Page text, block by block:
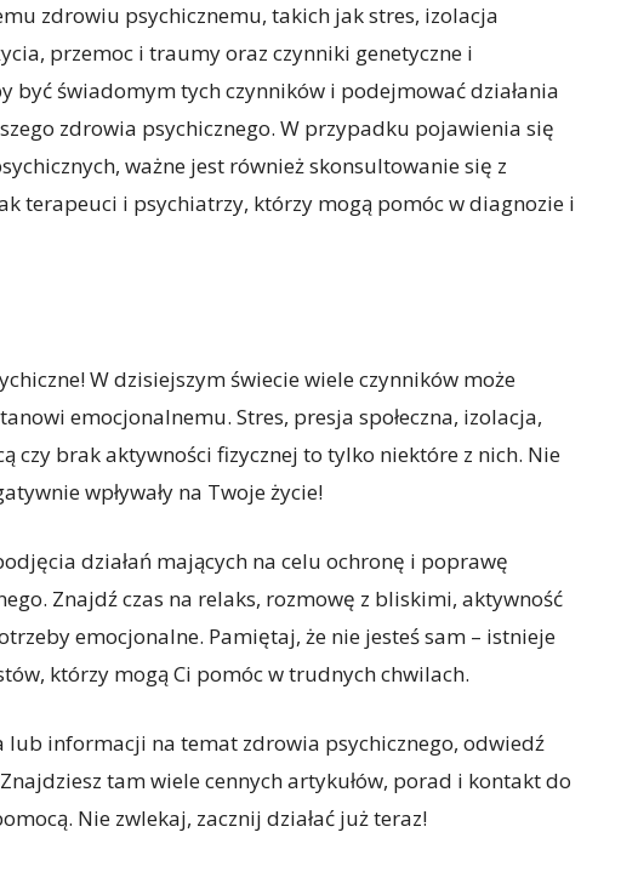
zdrowiu psychicznemu, takich jak stres, izolacja
przemoc i traumy oraz czynniki genetyczne i
być świadomym tych czynników i podejmować działania
zdrowia psychicznego. W przypadku pojawienia się
ważne jest również skonsultowanie się z
terapeuci i psychiatrzy, którzy mogą pomóc w diagnozie i
W dzisiejszym świecie wiele czynników może
emocjonalnemu. Stres, presja społeczna, izolacja,
czy brak aktywności fizycznej to tylko niektóre z nich. Nie
wpływały na Twoje życie!
działań mających na celu ochronę i poprawę
Znajdź czas na relaks, rozmowę z bliskimi, aktywność
emocjonalne. Pamiętaj, że nie jesteś sam – istnieje
którzy mogą Ci pomóc w trudnych chwilach.
lub informacji na temat zdrowia psychicznego, odwiedź
tam wiele cennych artykułów, porad i kontakt do
Nie zwlekaj, zacznij działać już teraz!